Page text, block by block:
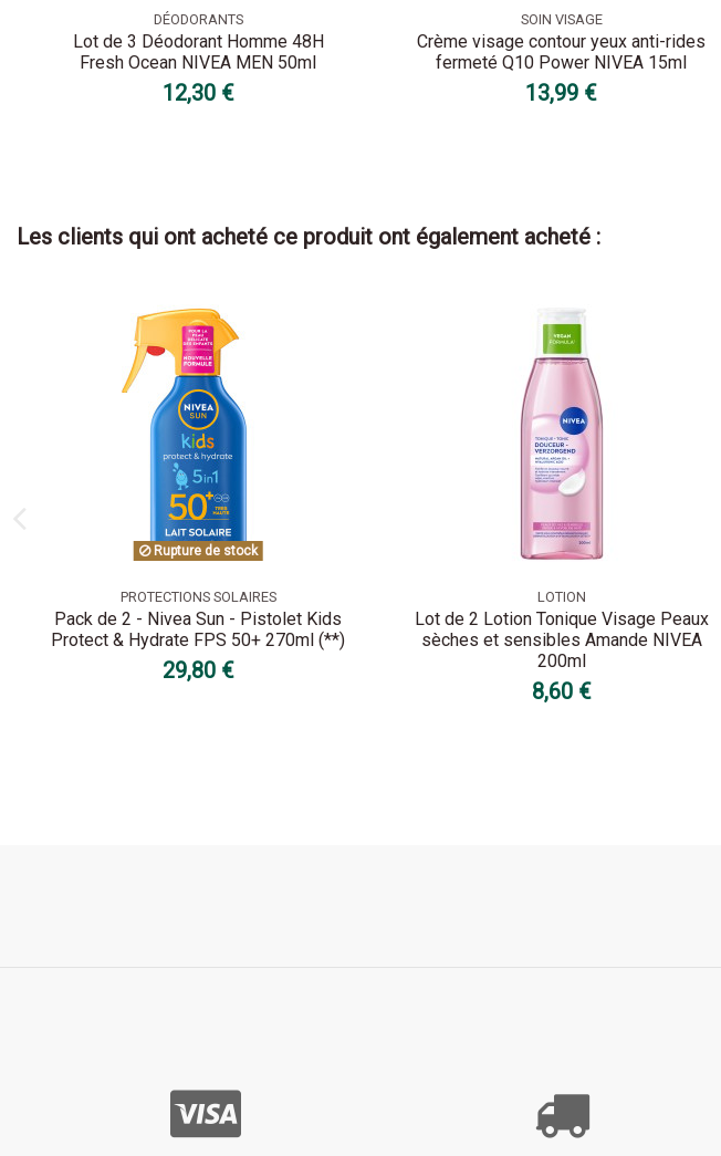
DÉODORANTS
Lot de 3 Déodorant Homme 48H
Fresh Ocean NIVEA MEN 50ml
12,30 €
SOIN VISAGE
Crème visage contour yeux anti-rides
fermeté Q10 Power NIVEA 15ml
13,99 €
Les clients qui ont acheté ce produit ont également acheté :
Rupture de stock
PROTECTIONS SOLAIRES
Pack de 2 - Nivea Sun - Pistolet Kids
Protect & Hydrate FPS 50+ 270ml (**)
29,80 €
LOTION
Lot de 2 Lotion Tonique Visage Peaux
sèches et sensibles Amande NIVEA
200ml
8,60 €